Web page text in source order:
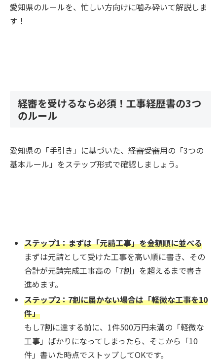
愛知県のルールを、忙しい方向けに噛み砕いて解説しま
す！
経審を受けるなら必須！工事経歴書の3つ
のルール
愛知県の「手引き」に基づいた、経審受審用の「3つの
基本ルール」をステップ形式で確認しましょう。
ステップ1：まずは「元請工事」を金額順に並べる
まずは元請として受けた工事を高い順に書き、その
合計が元請完成工事高の「7割」を超えるまで書き
進めます。
ステップ2：7割に届かない場合は「軽微な工事を10
件」
もし7割に達する前に、1件500万円未満の「軽微な
工事」ばかりになってしまったら、そこから「10
件」書いた時点でストップしてOKです。